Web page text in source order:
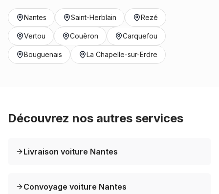
Nantes Saint-Herblain Rezé
Vertou Couëron Carquefou
Bouguenais La Chapelle-sur-Erdre
Découvrez nos autres services
Livraison voiture Nantes
Convoyage voiture Nantes